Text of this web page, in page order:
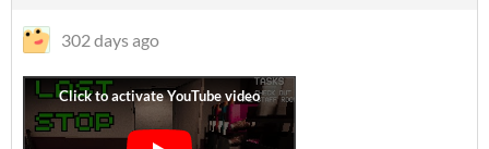
302 days ago